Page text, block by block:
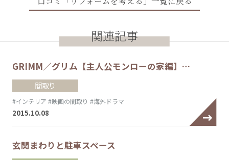
関連記事
GRIMM／グリム【主人公モンローの家編】…
間取り
#インテリア #映画の間取り #海外ドラマ
2015.10.08
玄関まわりと駐車スペース